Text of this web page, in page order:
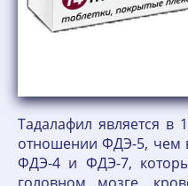
Тадалафил является
отношении ФДЭ-5, чем
ФДЭ-4 и ФДЭ-7,